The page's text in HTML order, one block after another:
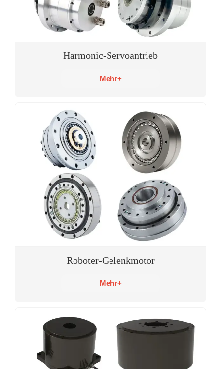
Harmonic-Servoantrieb
Mehr+
Roboter-Gelenkmotor
Mehr+